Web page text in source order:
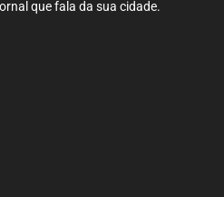
que fala da sua cidade.